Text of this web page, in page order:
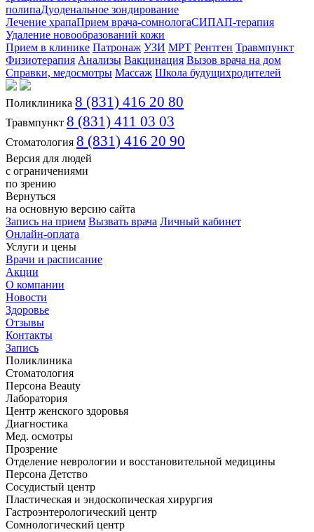
полипаДуоденальное зондирование
Лечение храпаПрием врача-сомнологаСИПАП-терапия
Удаление новообразований кожи
Прием в клинике Патронаж УЗИ МРТ Рентген Травмпункт
Физиотерапия Анализы Вакцинация Вызов врача на дом
Справки, медосмотры Массаж Школа будущихродителей
Поликлиника 8 (831) 416 20 80
Травмпункт 8 (831) 411 03 03
Стоматология 8 (831) 416 20 90
Версия для людей
с ограничениями
по зрению
Вернуться
на основную версию сайта
Запись на прием Вызвать врача Личный кабинет
Онлайн-оплата
Услуги и цены
Врачи и расписание
Акции
О компании
Новости
Здоровье
Отзывы
Контакты
Запись
Поликлиника
Стоматология
Персона Beauty
Лаборатория
Центр женского здоровья
Диагностика
Мед. осмотры
Прозрение
Отделение неврологии и восстановительной медицины
Персона Детство
Сосудистый центр
Пластическая и эндоскопическая хирургия
Гастроэнтерологический центр
Сомнологический центр